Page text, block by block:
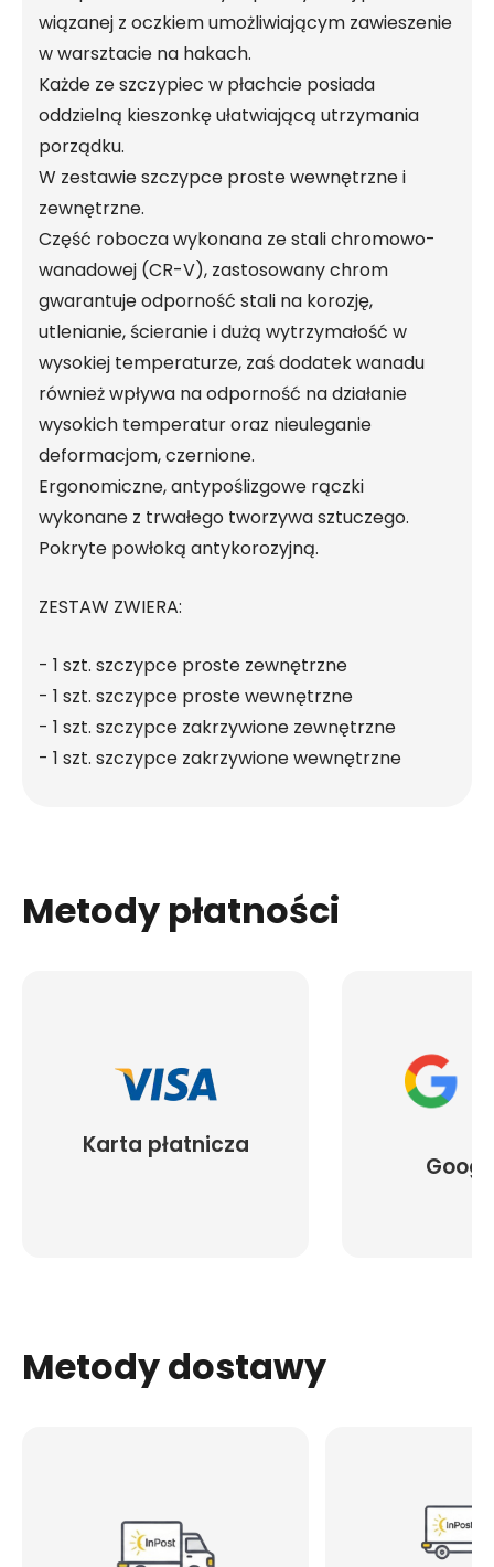
wiązanej z oczkiem umożliwiającym zawieszenie
w warsztacie na hakach.
Każde ze szczypiec w płachcie posiada
oddzielną kieszonkę ułatwiającą utrzymania
porządku.
W zestawie szczypce proste wewnętrzne i
zewnętrzne.
Część robocza wykonana ze stali chromowo-
wanadowej (CR-V), zastosowany chrom
gwarantuje odporność stali na korozję,
utlenianie, ścieranie i dużą wytrzymałość w
wysokiej temperaturze, zaś dodatek wanadu
również wpływa na odporność na działanie
wysokich temperatur oraz nieuleganie
deformacjom, czernione.
Ergonomiczne, antypoślizgowe rączki
wykonane z trwałego tworzywa sztuczego.
Pokryte powłoką antykorozyjną.
ZESTAW ZWIERA:
- 1 szt. szczypce proste zewnętrzne
- 1 szt. szczypce proste wewnętrzne
- 1 szt. szczypce zakrzywione zewnętrzne
- 1 szt. szczypce zakrzywione wewnętrzne
Metody płatności
Karta płatnicza
Metody dostawy